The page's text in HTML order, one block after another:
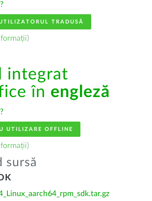
TRADUSĂ
)
integrat
în engleză
UTILIZARE OFFLINE
)
sursă